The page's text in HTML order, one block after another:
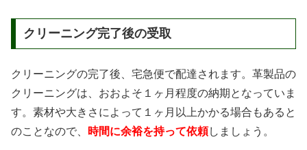
クリーニング完了後の受取
クリーニングの完了後、宅急便で配達されます。革製品の
クリーニングは、おおよそ１ヶ月程度の納期となっていま
す。素材や大きさによって１ヶ月以上かかる場合もあると
のことなので、
時間に余裕を持って依頼しましょう。